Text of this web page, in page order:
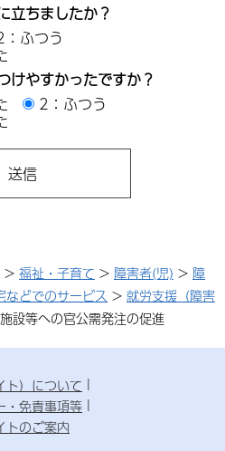
立ちましたか？
：ふつう
けやすかったですか？
2：ふつう
> 福祉・子育て > 障害者(児) > 障
などでのサービス > 就労支援（障害
設等への官公需発注の促進
ト）について
・免責事項等
トのご案内